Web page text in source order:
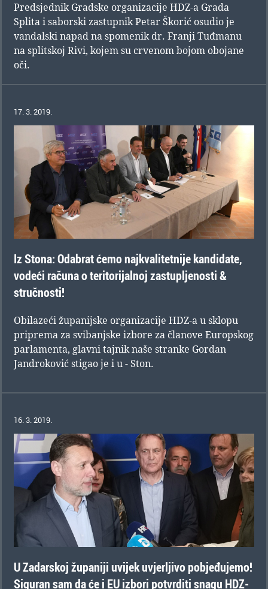
Predsjednik Gradske organizacije HDZ-a Grada
Splita i saborski zastupnik Petar Škorić osudio je
vandalski napad na spomenik dr. Franji Tuđmanu
na splitskoj Rivi, kojem su crvenom bojom obojane
oči.
17. 3. 2019.
Iz Stona: Odabrat ćemo najkvalitetnije kandidate,
vodeći računa o teritorijalnoj zastupljenosti &
stručnosti!
Obilazeći županijske organizacije HDZ-a u sklopu
priprema za svibanjske izbore za članove Europskog
parlamenta, glavni tajnik naše stranke Gordan
Jandroković stigao je i u - Ston.
16. 3. 2019.
U Zadarskoj županiji uvijek uvjerljivo pobjeđujemo!
Siguran sam da će i EU izbori potvrditi snagu HDZ-